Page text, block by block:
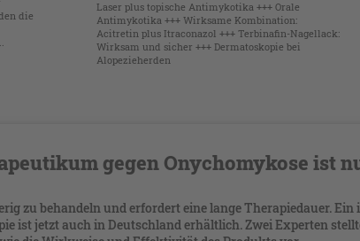
die
Laser plus topische Antimykotika +++ Orale
Antimykotika +++ Wirksame Kombination:
Acitretin plus Itraconazol +++ Terbinafin-Nagellack:
Wirksam und sicher +++ Dermatoskopie bei
Alopezieherden
gegen Onychomykose ist
zu behandeln und erfordert eine lange Therapiedauer. Ein
ist jetzt auch in Deutschland erhältlich. Zwei Experten